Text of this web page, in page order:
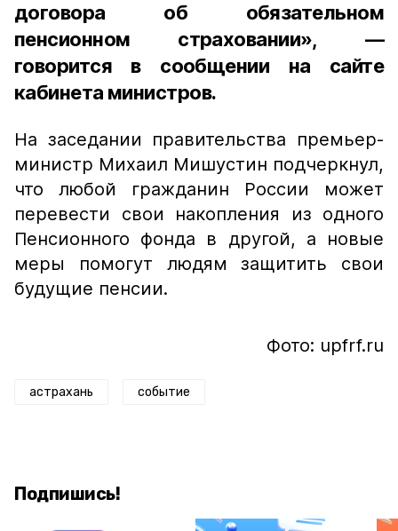
договора об обязательном
пенсионном страховании», —
говорится в сообщении на сайте
кабинета министров.
На заседании правительства премьер-
министр Михаил Мишустин подчеркнул,
что любой гражданин России может
перевести свои накопления из одного
Пенсионного фонда в другой, а новые
меры помогут людям защитить свои
будущие пенсии.
Фото: upfrf.ru
астрахань событие
Подпишись!